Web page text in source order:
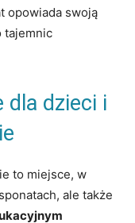
opowiada swoją
tajemnic
dla dzieci i
⁤to miejsce, w
ale ⁣także